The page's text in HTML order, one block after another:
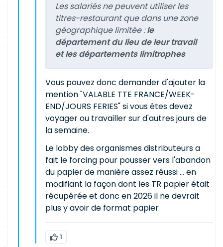
Les salariés ne peuvent utiliser les
titres-restaurant que dans une zone
géographique limitée :le
département du lieu de leur travail
et les départements limitrophes
Vous pouvez donc demander d'ajouter la
mention "VALABLE TTE FRANCE/WEEK-
END/JOURS FERIES" si vous êtes devez
voyager ou travailler sur d'autres jours de
la semaine.
Le lobby des organismes distributeurs a
fait le forcing pour pousser vers l'abandon
du papier de manière assez réussi ... en
modifiant la façon dont les TR papier était
récupérée et donc en 2026 il ne devrait
plus y avoir de format papier
1